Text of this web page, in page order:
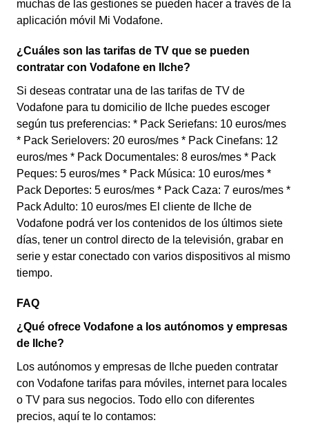
muchas de las gestiones se pueden hacer a través de la
aplicación móvil Mi Vodafone.
¿Cuáles son las tarifas de TV que se pueden
contratar con Vodafone en Ilche?
Si deseas contratar una de las tarifas de TV de
Vodafone para tu domicilio de Ilche puedes escoger
según tus preferencias: * Pack Seriefans: 10 euros/mes
* Pack Serielovers: 20 euros/mes * Pack Cinefans: 12
euros/mes * Pack Documentales: 8 euros/mes * Pack
Peques: 5 euros/mes * Pack Música: 10 euros/mes *
Pack Deportes: 5 euros/mes * Pack Caza: 7 euros/mes *
Pack Adulto: 10 euros/mes El cliente de Ilche de
Vodafone podrá ver los contenidos de los últimos siete
días, tener un control directo de la televisión, grabar en
serie y estar conectado con varios dispositivos al mismo
tiempo.
FAQ
¿Qué ofrece Vodafone a los autónomos y empresas
de Ilche?
Los autónomos y empresas de Ilche pueden contratar
con Vodafone tarifas para móviles, internet para locales
o TV para sus negocios. Todo ello con diferentes
precios, aquí te lo contamos: